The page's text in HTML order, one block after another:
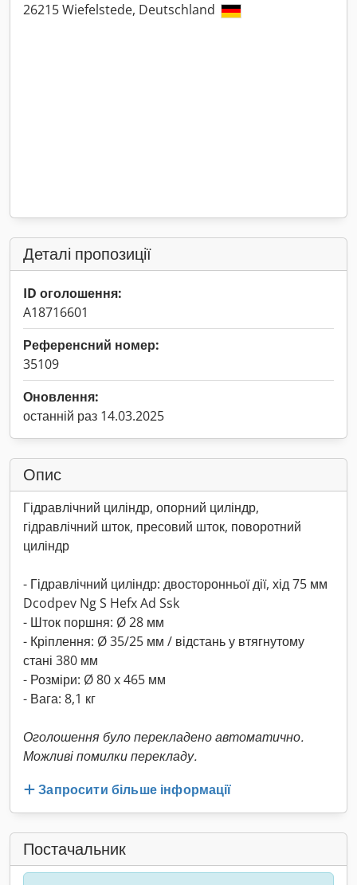
26215 Wiefelstede, Deutschland
Деталі пропозиції
ID оголошення:
A18716601
Референсний номер:
35109
Оновлення:
останній раз 14.03.2025
Опис
Гідравлічний циліндр, опорний циліндр,
гідравлічний шток, пресовий шток, поворотний
циліндр
- Гідравлічний циліндр: двосторонньої дії, хід 75 мм
Dcodpev Ng S Hefx Ad Ssk
- Шток поршня: Ø 28 мм
- Кріплення: Ø 35/25 мм / відстань у втягнутому
стані 380 мм
- Розміри: Ø 80 x 465 мм
- Вага: 8,1 кг
Оголошення було перекладено автоматично.
Можливі помилки перекладу.
Запросити більше інформації
Постачальник